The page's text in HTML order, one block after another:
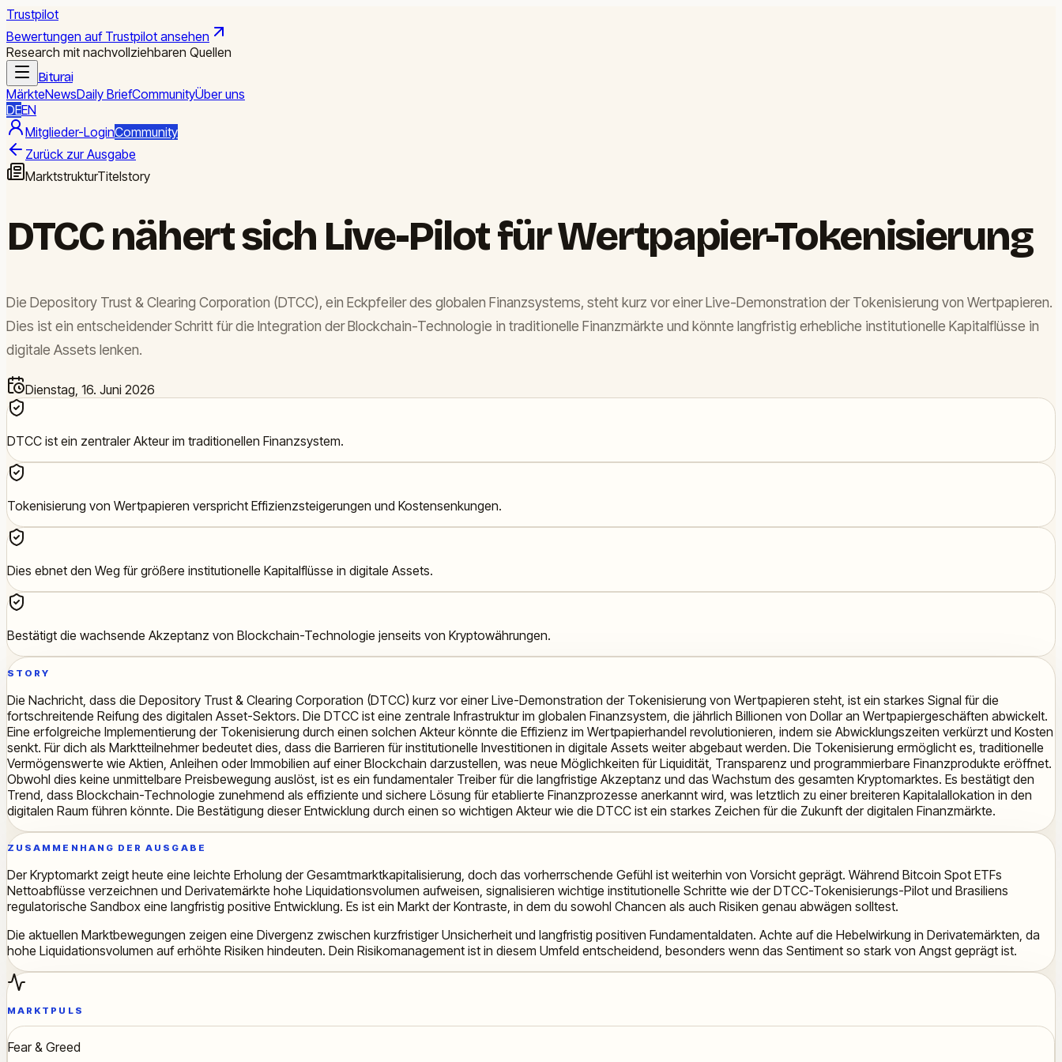
Trustpilot
Bewertungen auf Trustpilot ansehen
Research mit nachvollziehbaren Quellen
Biturai
MärkteNewsDaily BriefCommunityÜber uns
DEEN
Mitglieder-LoginCommunity
Zurück zur Ausgabe
MarktstrukturTitelstory
DTCC nähert sich Live-Pilot für Wertpapier-Tokenisierung
Die Depository Trust & Clearing Corporation (DTCC), ein Eckpfeiler des globalen Finanzsystems, steht kurz vor einer Live-Demonstration der Tokenisierung von Wertpapieren.
Dies ist ein entscheidender Schritt für die Integration der Blockchain-Technologie in traditionelle Finanzmärkte und könnte langfristig erhebliche institutionelle Kapitalflüsse in
digitale Assets lenken.
Dienstag, 16. Juni 2026
DTCC ist ein zentraler Akteur im traditionellen Finanzsystem.
Tokenisierung von Wertpapieren verspricht Effizienzsteigerungen und Kostensenkungen.
Dies ebnet den Weg für größere institutionelle Kapitalflüsse in digitale Assets.
Bestätigt die wachsende Akzeptanz von Blockchain-Technologie jenseits von Kryptowährungen.
STORY
Die Nachricht, dass die Depository Trust & Clearing Corporation (DTCC) kurz vor einer Live-Demonstration der Tokenisierung von Wertpapieren steht, ist ein starkes Signal für die
fortschreitende Reifung des digitalen Asset-Sektors. Die DTCC ist eine zentrale Infrastruktur im globalen Finanzsystem, die jährlich Billionen von Dollar an Wertpapiergeschäften abwickelt.
Eine erfolgreiche Implementierung der Tokenisierung durch einen solchen Akteur könnte die Effizienz im Wertpapierhandel revolutionieren, indem sie Abwicklungszeiten verkürzt und Kosten
senkt. Für dich als Marktteilnehmer bedeutet dies, dass die Barrieren für institutionelle Investitionen in digitale Assets weiter abgebaut werden. Die Tokenisierung ermöglicht es, traditionelle
Vermögenswerte wie Aktien, Anleihen oder Immobilien auf einer Blockchain darzustellen, was neue Möglichkeiten für Liquidität, Transparenz und programmierbare Finanzprodukte eröffnet.
Obwohl dies keine unmittelbare Preisbewegung auslöst, ist es ein fundamentaler Treiber für die langfristige Akzeptanz und das Wachstum des gesamten Kryptomarktes. Es bestätigt den
Trend, dass Blockchain-Technologie zunehmend als effiziente und sichere Lösung für etablierte Finanzprozesse anerkannt wird, was letztlich zu einer breiteren Kapitalallokation in den
digitalen Raum führen könnte. Die Bestätigung dieser Entwicklung durch einen so wichtigen Akteur wie die DTCC ist ein starkes Zeichen für die Zukunft der digitalen Finanzmärkte.
ZUSAMMENHANG DER AUSGABE
Der Kryptomarkt zeigt heute eine leichte Erholung der Gesamtmarktkapitalisierung, doch das vorherrschende Gefühl ist weiterhin von Vorsicht geprägt. Während Bitcoin Spot ETFs
Nettoabflüsse verzeichnen und Derivatemärkte hohe Liquidationsvolumen aufweisen, signalisieren wichtige institutionelle Schritte wie der DTCC-Tokenisierungs-Pilot und Brasiliens
regulatorische Sandbox eine langfristig positive Entwicklung. Es ist ein Markt der Kontraste, in dem du sowohl Chancen als auch Risiken genau abwägen solltest.
Die aktuellen Marktbewegungen zeigen eine Divergenz zwischen kurzfristiger Unsicherheit und langfristig positiven Fundamentaldaten. Achte auf die Hebelwirkung in Derivatemärkten, da
hohe Liquidationsvolumen auf erhöhte Risiken hindeuten. Dein Risikomanagement ist in diesem Umfeld entscheidend, besonders wenn das Sentiment so stark von Angst geprägt ist.
MARKTPULS
Fear & Greed